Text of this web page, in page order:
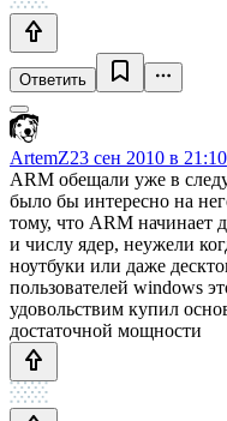
Ответить
ArtemZ23 сен 2010 в 21:10
ARM обещали уже в
было бы интересно на
тому, что ARM начинает
и числу ядер, неужели
ноутбуки или даже
пользователей windows
удовольствим купил
достаточной мощности